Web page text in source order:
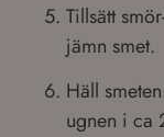
Tillsätt
jämn smet.
Häll
ugnen i ca